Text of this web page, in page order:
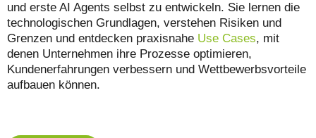
und erste AI Agents selbst zu entwickeln. Sie lernen die
technologischen Grundlagen, verstehen Risiken und
Grenzen und entdecken praxisnahe Use Cases, mit
denen Unternehmen ihre Prozesse optimieren,
Kundenerfahrungen verbessern und Wettbewerbsvorteile
aufbauen können.